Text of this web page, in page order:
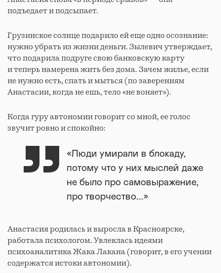
подъедает и подсыпает.
Грузинское солнце подарило ей еще одно осознание:
нужно убрать из жизни деньги. Зылевич утверждает,
что подарила подруге свою банковскую карту
и теперь намерена жить без дома. Зачем жилье, если
не нужно есть, спать и мыться (по заверениям
Анастасии, когда не ешь, тело «не воняет»).
Когда гуру автономии говорит со мной, ее голос
звучит ровно и спокойно:
«Люди умирали в блокаду,
потому что у них мыслей даже
не было про самовыражение,
про творчество...»
Анастасия родилась и выросла в Красноярске,
работала психологом. Увлеклась идеями
психоаналитика Жака Лакана (говорит, в его учении
содержатся истоки автономии).